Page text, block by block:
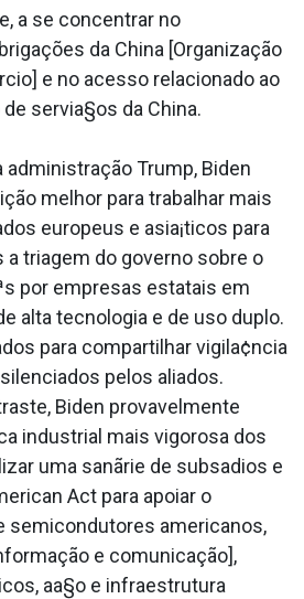
a se concentrar no
da China [Organização
e no acesso relacionado ao
servia§os da China.
Trump, Biden
melhor para trabalhar mais
europeus e asia¡ticos para
a triagem do governo sobre o
por empresas estatais em
alta tecnologia e de uso duplo.
para compartilhar vigila¢ncia
pelos aliados.
Biden provavelmente
industrial mais vigorosa dos
uma sanãrie de subsa­dios e
Act para apoiar o
semicondutores americanos,
e comunicação],
aa§o e infraestrutura